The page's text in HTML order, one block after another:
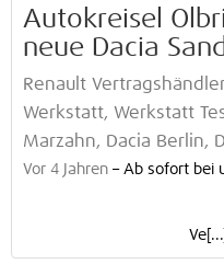
Autokreisel
neue Dacia
Renault
Werkstatt, Werkstatt
Marzahn, Dacia Berlin,
Vor 4 Jahren – Ab sofort bei
Ve[...]